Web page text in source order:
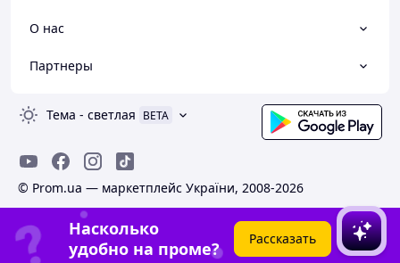
О нас
Партнеры
Тема - светлая BETA
© Prom.ua — маркетплейс України, 2008-2026
Насколько
удобно на проме?
Рассказать